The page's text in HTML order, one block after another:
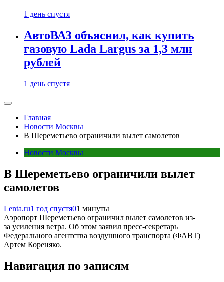
1 день спустя
АвтоВАЗ объяснил, как купить
газовую Lada Largus за 1,3 млн
рублей
1 день спустя
Главная
Новости Москвы
В Шереметьево ограничили вылет самолетов
Новости Москвы
В Шереметьево ограничили вылет
самолетов
Lenta.ru1 год спустя01 минуты
Аэропорт Шереметьево ограничил вылет самолетов из-
за усиления ветра. Об этом заявил пресс-секретарь
Федерального агентства воздушного транспорта (ФАВТ)
Артем Кореняко.
Навигация по записям